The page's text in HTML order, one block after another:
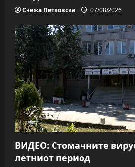
Снежа Петковска 07/08/2026
ВИДЕО: Стомачните
летниот период